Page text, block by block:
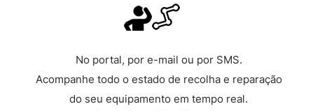
No portal, por e-mail ou por SMS.
Acompanhe todo o estado de recolha e reparação
do seu equipamento em tempo real.